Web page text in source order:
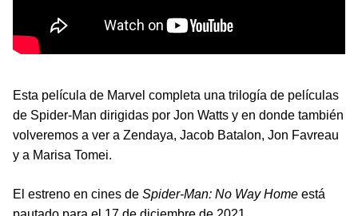
Esta película de Marvel completa una trilogía de películas
de Spider-Man dirigidas por Jon Watts y en donde también
volveremos a ver a Zendaya, Jacob Batalon, Jon Favreau
y a Marisa Tomei.
El estreno en cines de Spider-Man: No Way Home está